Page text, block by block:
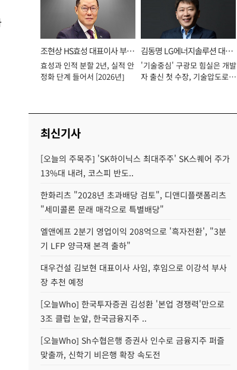
조현상 HS효성 대표이사 부회
장
효성과 인적 분할 2년, 실적 안
정화 단계 들어서 [2026년]
김동명 LG에너지솔루션 대표
이사 사장
'기술중심' 구광모 힘실은 개발
자 출신 첫 수장, 기술압도로
최신기사
[오늘의 주목주] 'SK하이닉스 최대주주' SK스퀘어 주가
13%대 내려, 코스피 반도..
한화리츠 "2028년 초과배당 검토", 디앤디플랫폼리츠
"세미콜론 문래 매각으로 특별배당"
엘앤에프 2분기 영업이익 208억으로 '흑자전환', "3분
기 LFP 양극재 본격 출하"
대우건설 김보현 대표이사 사임, 후임으로 이강석 부사
장 추천 예정
[오늘Who] 한국투자증권 김성환 '본업 경쟁력'만으로
3조 클럽 눈앞, 한국금융지주 ..
[오늘Who] Sh수협은행 증권사 인수로 금융지주 퍼즐
맞출까, 신학기 비은행 확장 속도전